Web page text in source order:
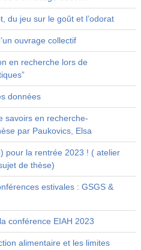
du jeu sur le goût et l’odorat
ouvrage collectif
en recherche lors de
données
savoirs en recherche-
par Paukovics, Elsa
pour la rentrée 2023 ! ( atelier
de thèse)
estivales : GSGS &
conférence EIAH 2023
alimentaire et les limites